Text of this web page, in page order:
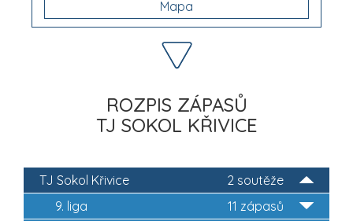
Mapa
ROZPIS ZÁPASŮ
TJ SOKOL KŘIVICE
2 soutěže
TJ Sokol Křivice
11 zápasů
9. liga